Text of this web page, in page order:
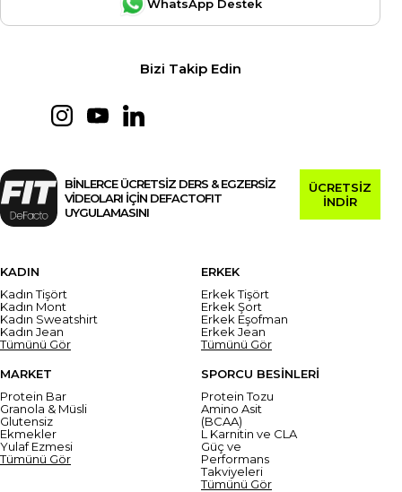
WhatsApp Destek
Bizi Takip Edin
BİNLERCE ÜCRETSİZ DERS & EGZERSİZ
VİDEOLARI İÇİN DEFACTOFIT
UYGULAMASINI
ÜCRETSİZ
İNDİR
KADIN
Kadın Tişört
Kadın Mont
Kadın Sweatshirt
Kadın Jean
Tümünü Gör
ERKEK
Erkek Tişört
Erkek Şort
Erkek Eşofman
Erkek Jean
Tümünü Gör
MARKET
Protein Bar
Granola & Müsli
Glutensiz
Ekmekler
Yulaf Ezmesi
Tümünü Gör
SPORCU BESİNLERİ
Protein Tozu
Amino Asit
(BCAA)
L Karnitin ve CLA
Güç ve
Performans
Takviyeleri
Tümünü Gör